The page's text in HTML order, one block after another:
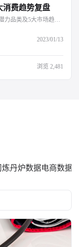
消费趋势复盘
2022年度炼丹炉淘系市场深度复盘出炉🔥🔥22个潜力品类及5大市场趋势解读，点击文章阅读～
2023/01/13
浏览 2,481
炼丹炉数据电商数据